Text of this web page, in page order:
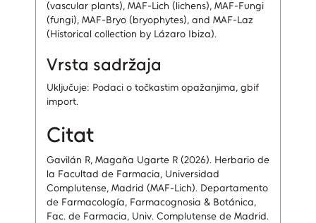
(vascular plants), MAF-Lich (lichens), MAF-Fungi
(fungi), MAF-Bryo (bryophytes), and MAF-Laz
(Historical collection by Lázaro Ibiza).
Vrsta sadržaja
Uključuje: Podaci o točkastim opažanjima, gbif
import.
Citat
Gavilán R, Magaña Ugarte R (2026). Herbario de
la Facultad de Farmacia, Universidad
Complutense, Madrid (MAF-Lich). Departamento
de Farmacología, Farmacognosia & Botánica,
Fac. de Farmacia, Univ. Complutense de Madrid.